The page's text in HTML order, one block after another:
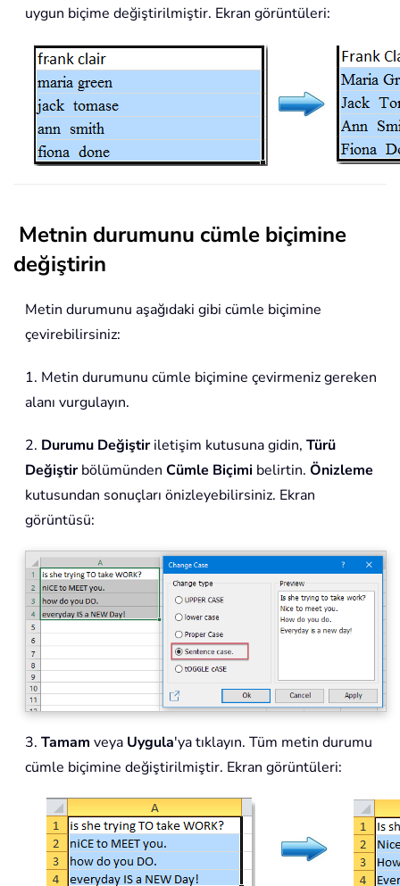
uygun biçime değiştirilmiştir. Ekran görüntüleri:
Metnin durumunu cümle biçimine
değiştirin
Metin durumunu aşağıdaki gibi cümle biçimine
çevirebilirsiniz:
1. Metin durumunu cümle biçimine çevirmeniz gereken
alanı vurgulayın.
2. Durumu Değiştiriletişim kutusuna gidin, Türü
Değiştirbölümünden Cümle Biçimi belirtin. Önizleme
kutusundan sonuçları önizleyebilirsiniz. Ekran
görüntüsü:
3. Tamam veya Uygula'ya tıklayın. Tüm metin durumu
cümle biçimine değiştirilmiştir. Ekran görüntüleri: